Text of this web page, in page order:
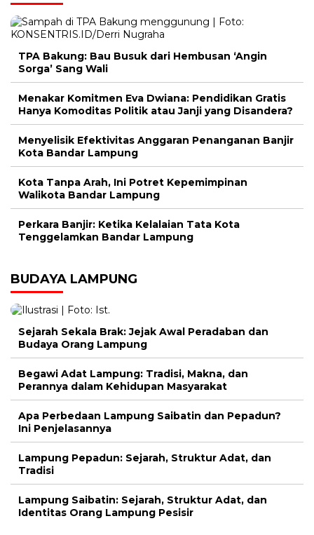
TPA Bakung: Bau Busuk dari Hembusan ‘Angin
Sorga’ Sang Wali
Menakar Komitmen Eva Dwiana: Pendidikan Gratis
Hanya Komoditas Politik atau Janji yang Disandera?
Menyelisik Efektivitas Anggaran Penanganan Banjir
Kota Bandar Lampung
Kota Tanpa Arah, Ini Potret Kepemimpinan
Walikota Bandar Lampung
Perkara Banjir: Ketika Kelalaian Tata Kota
Tenggelamkan Bandar Lampung
BUDAYA LAMPUNG
Sejarah Sekala Brak: Jejak Awal Peradaban dan
Budaya Orang Lampung
Begawi Adat Lampung: Tradisi, Makna, dan
Perannya dalam Kehidupan Masyarakat
Apa Perbedaan Lampung Saibatin dan Pepadun?
Ini Penjelasannya
Lampung Pepadun: Sejarah, Struktur Adat, dan
Tradisi
Lampung Saibatin: Sejarah, Struktur Adat, dan
Identitas Orang Lampung Pesisir